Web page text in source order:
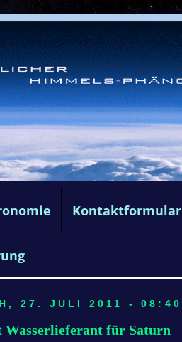
Kontaktformular
27. JULI 2011 - 08:40
Wasserlieferant für Saturn